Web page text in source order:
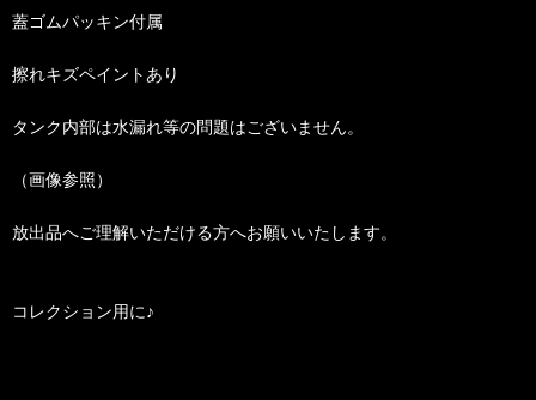
蓋ゴムパッキン付属
擦れキズペイントあり
タンク内部は水漏れ等の問題はございません。
（画像参照）
放出品へご理解いただける方へお願いいたします。
コレクション用に♪